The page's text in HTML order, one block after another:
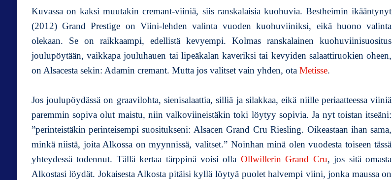
k
t
(
9
t
a
a
Kuvassa on kaksi muutakin cremant-viiniä, siis ranskalaisia kuohuvia. Bestheimin ikääntynyt
(2012) Grand Prestige on Viini-lehden valinta vuoden kuohuviiniksi, eikä huono valinta
olekaan. Se on raikkaampi, edellistä kevyempi. Kolmas ranskalainen kuohuviinisuositus
joulupöytään, vaikkapa jouluhauen tai lipeäkalan kaveriksi tai kevyiden salaattiruokien oheen,
on Alsacesta sekin: Adamin cremant. Mutta jos valitset vain yhden, ota Metisse.
Jos joulupöydässä on graavilohta, sienisalaattia, silliä ja silakkaa, eikä niille periaatteessa viiniä
paremmin sopiva olut maistu, niin valkoviineistäkin toki löytyy sopivia. Ja nyt toistan itseäni:
”perinteistäkin perinteisempi suositukseni: Alsacen Grand Cru Riesling. Oikeastaan ihan sama,
minkä niistä, joita Alkossa on myynnissä, valitset.” Noinhan minä olen vuodesta toiseen tässä
yhteydessä todennut. Tällä kertaa tärppinä voisi olla Ollwillerin Grand Cru, jos sitä omasta
Alkostasi löydät. Jokaisesta Alkosta pitäisi kyllä löytyä puolet halvempi viini, jonka maussa on